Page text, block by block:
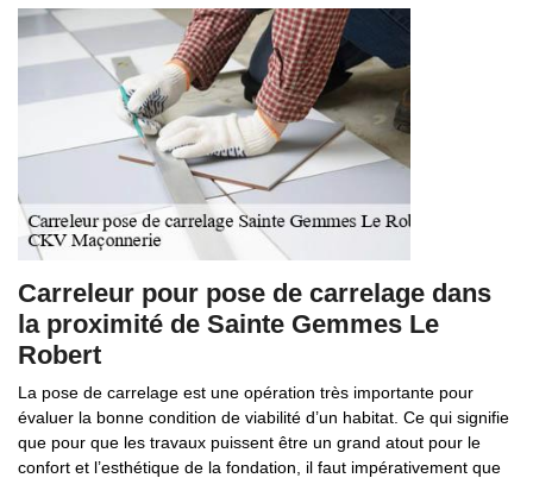
Carreleur pour pose de carrelage dans
la proximité de Sainte Gemmes Le
Robert
La pose de carrelage est une opération très importante pour
évaluer la bonne condition de viabilité d’un habitat. Ce qui signifie
que pour que les travaux puissent être un grand atout pour le
confort et l’esthétique de la fondation, il faut impérativement que